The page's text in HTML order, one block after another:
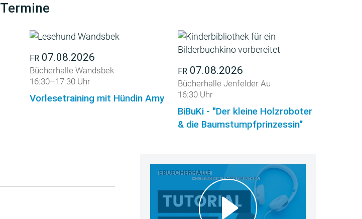
Termine
FR 07.08.2026
Bücherhalle Wandsbek
16:30–17:30 Uhr
Vorlesetraining mit Hündin Amy
FR 07.08.2026
Bücherhalle Jenfelder Au
16:30 Uhr
BiBuKi - "Der kleine Holzroboter
& die Baumstumpfprinzessin"